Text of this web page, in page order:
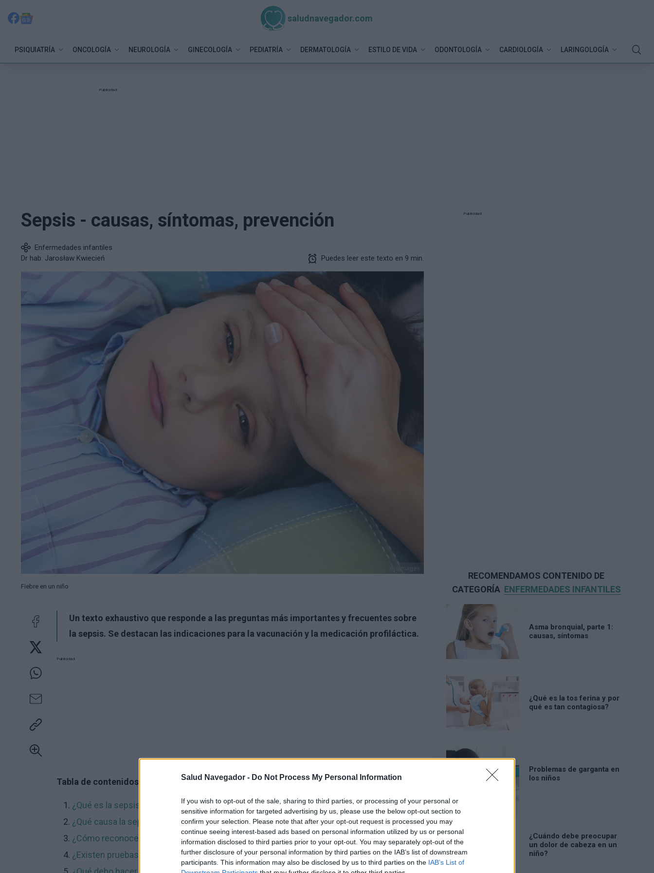
Salud Navegador - Do Not Process My Personal Information
If you wish to opt-out of the sale, sharing to third parties, or processing of your personal or
sensitive information for targeted advertising by us, please use the below opt-out section to
confirm your selection. Please note that after your opt-out request is processed you may
continue seeing interest-based ads based on personal information utilized by us or personal
information disclosed to third parties prior to your opt-out. You may separately opt-out of the
further disclosure of your personal information by third parties on the IAB’s list of downstream
participants. This information may also be disclosed by us to third parties on the IAB’s List of
saludnavegador.com
PSIQUIATRÍA ONCOLOGÍA NEUROLOGÍA GINECOLOGÍA PEDIATRÍA DERMATOLOGÍA ESTILO DE VIDA ODONTOLOGÍA CARDIOLOGÍA LARINGOLOGÍA
Publicidad:
Sepsis - causas, síntomas, prevención
Enfermedades infantiles
Dr hab. Jarosław Kwiecień
Puedes leer este texto en 9 min.
ojoimages
Fiebre en un niño
Un texto exhaustivo que responde a las preguntas más importantes y frecuentes sobre
la sepsis. Se destacan las indicaciones para la vacunación y la medicación profiláctica.
Publicidad:
Tabla de contenidos:
¿Qué es la sepsis?
¿Qué causa la sepsis?
¿Cómo reconocer que un niño puede tener sepsis?
¿Existen pruebas para confirmar que mi hijo tiene sepsis?
Publicidad:
RECOMENDAMOS CONTENIDO DE
CATEGORÍA ENFERMEDADES INFANTILES
Asma bronquial, parte 1:
causas, síntomas
¿Qué es la tos ferina y por
qué es tan contagiosa?
Problemas de garganta en
los niños
¿Cuándo debe preocupar
un dolor de cabeza en un
niño?